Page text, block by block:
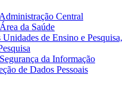
Central
da Saúde
de Ensino e Pesquisa,
da Informação
de Dados Pessoais